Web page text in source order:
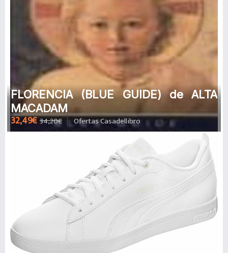
FLORENCIA (BLUE GUIDE) de ALTA
MACADAM
32,49€ 34,20€ Ofertas Casadellibro